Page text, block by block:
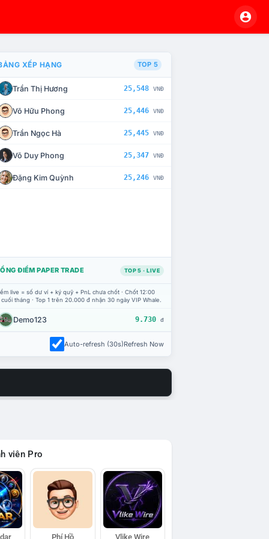
CHẾ TÀI XỬ LÝ VI PHẠM
XẾP HẠNG TOP 5
Trần Thị Hương 25,548 VNĐ
Võ Hữu Phong 25,446 VNĐ
Trần Ngọc Hà 25,445 VNĐ
Võ Duy Phong 25,347 VNĐ
Đặng Kim Quỳnh 25,246 VNĐ
ĐIỂM PAPER TRADE TOP 5 · LIVE
live = số dư ví + ký quỹ + PnL chưa chốt · Chốt 12:00
tháng · Top 1 trên 20.000 đ nhận 30 ngày VIP Whale.
Demo123 9.730 đ
Auto-refresh (30s)Refresh Now
viên Pro
Phí Hồ Vlike Wire